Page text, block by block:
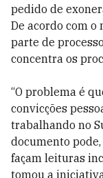
pedido de
De acordo com
parte de
concentra os
“O problema é
convicções
trabalhando no
documento
façam leituras
tomou a